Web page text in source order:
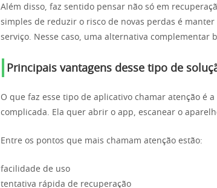
Além disso, faz sentido pensar não só em
simples de reduzir o risco de novas perdas é
serviço. Nesse caso, uma alternativa complementar
Principais vantagens desse tipo de
O que faz esse tipo de aplicativo chamar atenção é
complicada. Ela quer abrir o app, escanear o
Entre os pontos que mais chamam atenção estão:
facilidade de uso
tentativa rápida de recuperação